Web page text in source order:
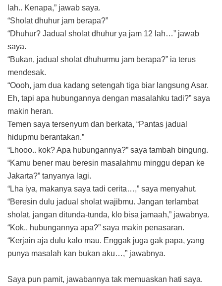
lah.. Kenapa,” jawab saya.
“Sholat dhuhur jam berapa?”
“Dhuhur? Jadual sholat dhuhur ya jam 12 lah…” jawab
saya.
“Bukan, jadual sholat dhuhurmu jam berapa?” ia terus
mendesak.
“Oooh, jam dua kadang setengah tiga biar langsung Asar.
Eh, tapi apa hubungannya dengan masalahku tadi?” saya
makin heran.
Temen saya tersenyum dan berkata, “Pantas jadual
hidupmu berantakan.”
“Lhooo.. kok? Apa hubungannya?” saya tambah bingung.
“Kamu bener mau beresin masalahmu minggu depan ke
Jakarta?” tanyanya lagi.
“Lha iya, makanya saya tadi cerita…,” saya menyahut.
“Beresin dulu jadual sholat wajibmu. Jangan terlambat
sholat, jangan ditunda-tunda, klo bisa jamaah,” jawabnya.
“Kok.. hubungannya apa?” saya makin penasaran.
“Kerjain aja dulu kalo mau. Enggak juga gak papa, yang
punya masalah kan bukan aku…,” jawabnya.
Saya pun pamit, jawabannya tak memuaskan hati saya.